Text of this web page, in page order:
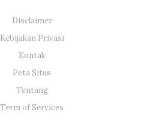
Disclaimer
Kebijakan Privasi
Kontak
Peta Situs
Tentang
Term of Services